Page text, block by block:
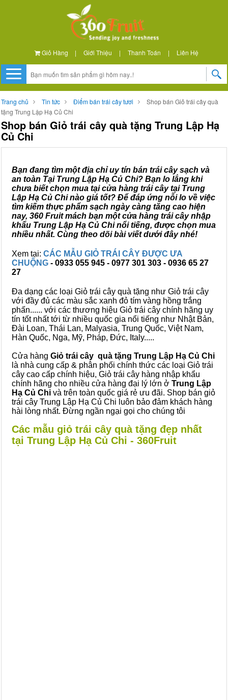
Giỏ Hàng | Giới Thiệu | Thanh Toán | Liên Hệ
Trang chủ Tin tức Điểm bán trái cây tươi
Shop bán Giỏ trái cây quà
tặng Trung Lập Hạ Củ Chi
Shop bán Giỏ trái cây quà tặng Trung Lập Hạ
Củ Chi
Bạn đang tìm một địa chỉ uy tín bán trái cây sạch và
an toàn Tại Trung Lập Hạ Củ Chi? Bạn lo lắng khi
chưa biết chọn mua tại cửa hàng trái cây tại Trung
Lập Hạ Củ Chi nào giá tốt? Để đáp ứng nỗi lo về việc
tìm kiếm thực phẩm sạch ngày càng tăng cao hiện
nay, 360 Fruit mách bạn một cửa hàng trái cây nhập
khẩu Trung Lập Hạ Củ Chi nổi tiếng, được chọn mua
nhiều nhất. Cùng theo dõi bài viết dưới đây nhé!
Xem tại: CÁC MẪU GIỎ TRÁI CÂY ĐƯỢC ƯA
CHUỘNG - 0933 055 945 - 0977 301 303 - 0936 65 27
27
Đa dạng các loại Giỏ trái cây quà tặng như Giỏ trái cây
với đầy đủ các màu sắc xanh đỏ tím vàng hồng trắng
phấn...... với các thương hiệu Giỏ trái cây chính hãng uy
tín tốt nhất tới từ nhiều quốc gia nổi tiếng như Nhật Bản,
Đài Loan, Thái Lan, Malyasia, Trung Quốc, Việt Nam,
Hàn Quốc, Nga, Mỹ, Pháp, Đức, Italy.....
Cửa hàng Giỏ trái cây quà tặng Trung Lập Hạ Củ Chi
là nhà cung cấp & phân phối chính thức các loại Giỏ trái
cây cao cấp chính hiệu, Giỏ trái cây hàng nhập khẩu
chính hãng cho nhiều cửa hàng đại lý lớn ở Trung Lập
Hạ Củ Chi và trên toàn quốc giá rẻ ưu đãi. Shop bán giỏ
trái cây Trung Lập Hạ Củ Chi luôn bảo đảm khách hàng
hài lòng nhất. Đừng ngần ngại gọi cho chúng tôi
Các mẫu giỏ trái cây quà tặng đẹp nhất
tại Trung Lập Hạ Củ Chi - 360Fruit